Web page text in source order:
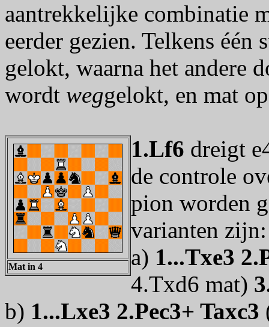
aantrekkelijke combinatie
eerder gezien. Telkens
gelokt, waarna het andere
wordt weggelokt, en mat
Mat in 4
1.Lf6 dreigt
de controle
pion worden
varianten zijn:
a) 1...Txe3
4.Txd6 mat)
b) 1...Lxe3 2.Pec3+ Taxc3